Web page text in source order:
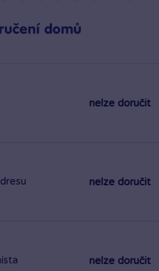
domů
nelze doručit
nelze doručit
nelze doručit